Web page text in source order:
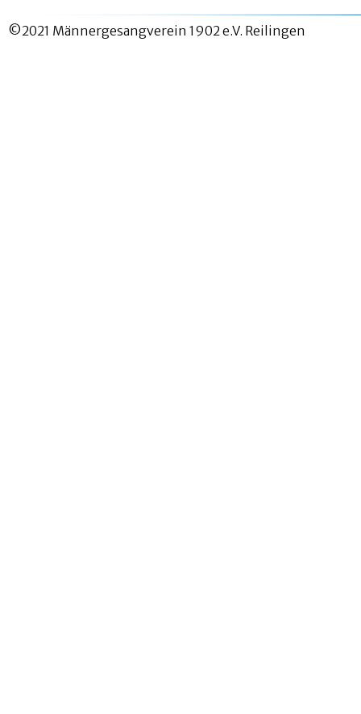
©2021 Männergesangverein 1902 e.V. Reilingen